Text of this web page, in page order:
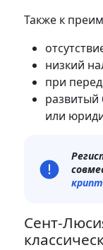
Также к
низкий
при
развитый
или
Сент-